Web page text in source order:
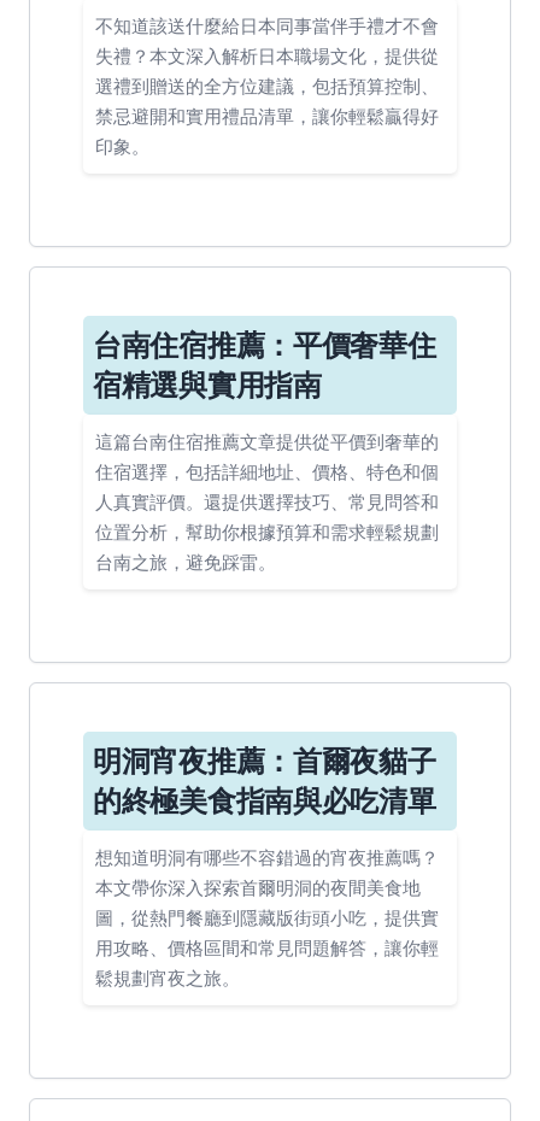
不知道該送什麼給日本同事當伴手禮才不會
失禮？本文深入解析日本職場文化，提供從
選禮到贈送的全方位建議，包括預算控制、
禁忌避開和實用禮品清單，讓你輕鬆贏得好
印象。
台南住宿推薦：平價奢華住
宿精選與實用指南
這篇台南住宿推薦文章提供從平價到奢華的
住宿選擇，包括詳細地址、價格、特色和個
人真實評價。還提供選擇技巧、常見問答和
位置分析，幫助你根據預算和需求輕鬆規劃
台南之旅，避免踩雷。
明洞宵夜推薦：首爾夜貓子
的終極美食指南與必吃清單
想知道明洞有哪些不容錯過的宵夜推薦嗎？
本文帶你深入探索首爾明洞的夜間美食地
圖，從熱門餐廳到隱藏版街頭小吃，提供實
用攻略、價格區間和常見問題解答，讓你輕
鬆規劃宵夜之旅。